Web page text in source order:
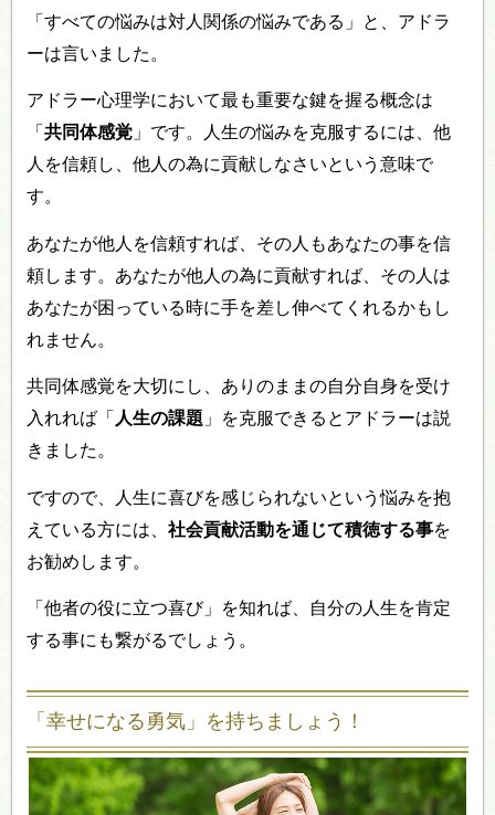
「すべての悩みは対人関係の悩みである」と、アドラ
ーは言いました。
アドラー心理学において最も重要な鍵を握る概念は
「共同体感覚 」です。人生の悩みを克服するには、他
人を信頼し、他人の為に貢献しなさいという意味で
す。
あなたが他人を信頼すれば、その人もあなたの事を信
頼します。あなたが他人の為に貢献すれば、その人は
あなたが困っている時に手を差し伸べてくれるかもし
れません。
共同体感覚を大切にし、ありのままの自分自身を受け
入れれば「 人生の課題 」を克服できるとアドラーは説
きました。
ですので、人生に喜びを感じられないという悩みを抱
えている方には、社会貢献活動を通じて積徳する事を
お勧めします。
「他者の役に立つ喜び」を知れば、自分の人生を肯定
する事にも繋がるでしょう。
「幸せになる勇気」を持ちましょう！